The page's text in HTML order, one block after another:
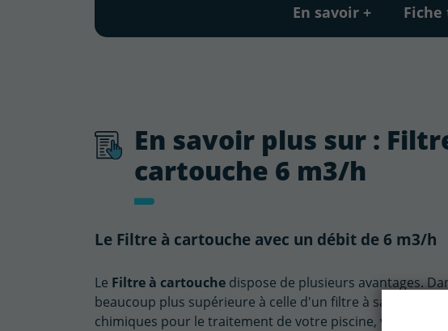
En savoir +
En savoir plus sur :
cartouche 6 m3/h
Le Filtre à cartouche avec un débit de 6 m3/h
Le Filtre à cartouche dispose de plusieurs avantages.
beaucoup plus supérieure à celle d'un filtre à sable.
chimiques pour le traitement de votre piscine, vous